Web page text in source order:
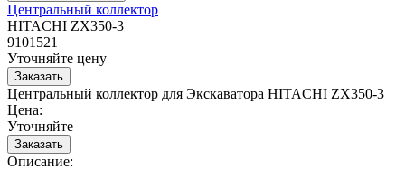
Центральный коллектор
HITACHI ZX350-3
9101521
Уточняйте цену
Центральный коллектор для Экскаватора HITACHI ZX350-3
Цена:
Уточняйте
Описание: